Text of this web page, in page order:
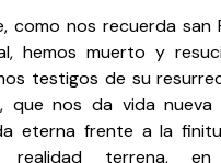
como nos recuerda san
hemos muerto y
testigos de su
que nos da vida
eterna frente a la
realidad terrena,